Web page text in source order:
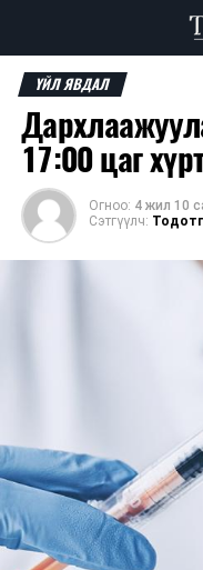
ҮЙЛ ЯВДАЛ
17:00 цаг
Огноо: 4 жил 10
Сэтгүүлч: